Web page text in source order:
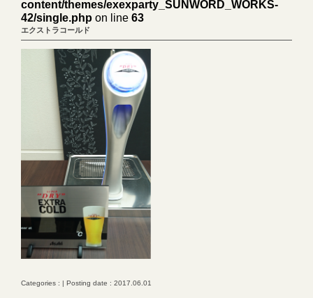
content/themes/exexparty_SUNWORD_WORKS-
42/single.php on line 63
エクストラコールド
Categories : | Posting date : 2017.06.01